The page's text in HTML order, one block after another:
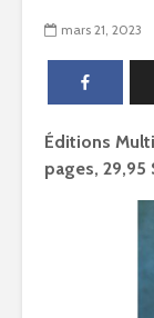
mars 21, 2023
Éditions
pages, 29,95